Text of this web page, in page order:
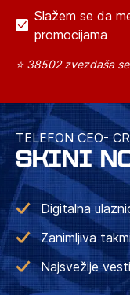
Slažem se da
promocijama
⭐ 38502 zvezdaša
TELEFON CEO-
SKINI
Digitalna
Zanimljiva
Najsvežije